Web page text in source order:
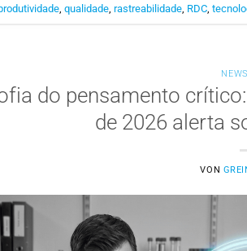
,qualidade,rastreabilidade, RDC,
do pensamento
de 2026 alerta
VON